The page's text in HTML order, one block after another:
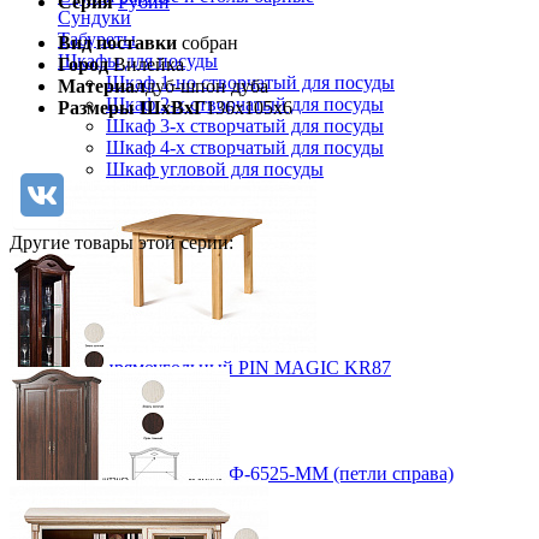
Сундуки
Табуреты
Шкафы для посуды
Шкаф 1-но створчатый для посуды
Шкаф 2-х створчатый для посуды
Шкаф 3-х створчатый для посуды
Шкаф 4-х створчатый для посуды
Шкаф угловой для посуды
Стол прямоугольный PIN MAGIC KR87
12 878 ₽
14 309 ₽
В корзину
-10%
Прихожая
Вешалки напольные
Вид поставки собран
Город Вилейка
Материалдуб-шпон дуба
Размеры ШхВхГ136х105х6
Другие товары этой серии:
Шкаф витрина Рубин, ВМФ-6525-ММ (петли справа)
57х218х42 см